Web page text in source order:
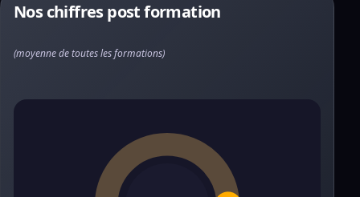
Nos chiffres post formation
(moyenne de toutes les formations)